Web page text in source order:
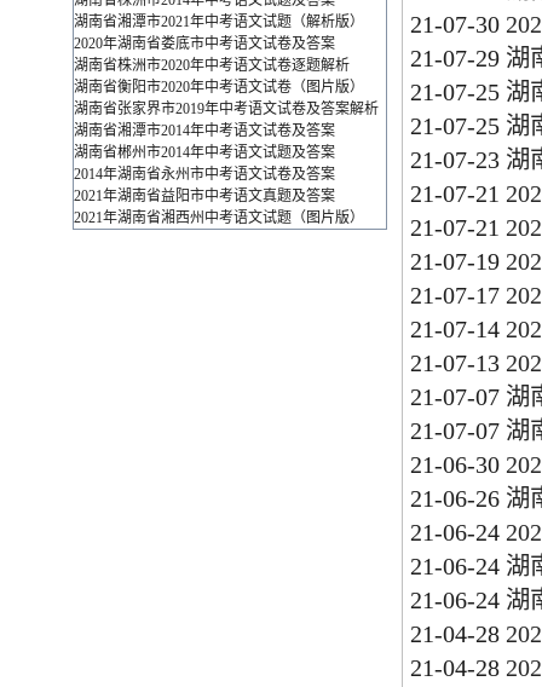
湖南省湘潭市2021年中考语文试题（解析版）
2020年湖南省娄底市中考语文试卷及答案
湖南省株洲市2020年中考语文试卷逐题解析
湖南省衡阳市2020年中考语文试卷（图片版）
湖南省张家界市2019年中考语文试卷及答案解析
湖南省湘潭市2014年中考语文试卷及答案
湖南省郴州市2014年中考语文试题及答案
2014年湖南省永州市中考语文试卷及答案
2021年湖南省益阳市中考语文真题及答案
2021年湖南省湘西州中考语文试题（图片版）
21-07-30
21-07-29 湖
21-07-25 湖
21-07-25 湖
21-07-23 湖
21-07-21
21-07-21
21-07-19
21-07-17
21-07-14
21-07-13
21-07-07 湖
21-07-07 湖
21-06-30
21-06-26 湖
21-06-24
21-06-24 湖
21-06-24 湖
21-04-28
21-04-28